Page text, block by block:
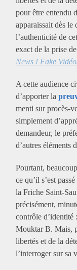
pour être entendu
apparaissait dès
l’authenticité de
exact de la prise
News ! Fake
A cette audience
d’apporter la
menti sur procès-
simplement
demandeur, le
d’autres éléments
Pourtant,
ce qu’il s’est
la Friche Saint-
précisément,
contrôle d’identité
Mouktar B. Mais,
libertés et de la
l’interroger sur sa